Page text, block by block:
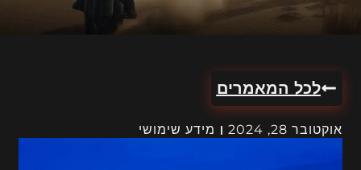
לכל המאמרים
אוקטובר 28, 2024 מידע שימושי